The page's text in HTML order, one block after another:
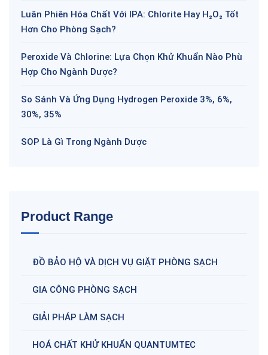
Luân Phiên Hóa Chất Với IPA: Chlorite Hay H₂O₂ Tốt
Hơn Cho Phòng Sạch?
Peroxide Và Chlorine: Lựa Chọn Khử Khuẩn Nào Phù
Hợp Cho Ngành Dược?
So Sánh Và Ứng Dụng Hydrogen Peroxide 3%, 6%,
30%, 35%
SOP Là Gì Trong Ngành Dược
Product Range
ĐỒ BẢO HỘ VÀ DỊCH VỤ GIẶT PHÒNG SẠCH
GIA CÔNG PHÒNG SẠCH
GIẢI PHÁP LÀM SẠCH
HOÁ CHẤT KHỬ KHUẨN QUANTUMTEC